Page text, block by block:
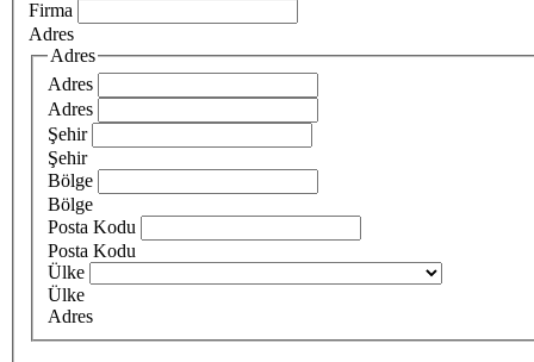
Firma
Adres
Adres
Adres
Adres
Şehir
Şehir
Bölge
Bölge
Posta Kodu
Posta Kodu
Ülke
Ülke
Adres